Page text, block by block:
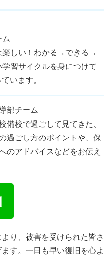
楽しい！わかる→できる→
学習サイクルを身につけて
います。
部チーム
備校で過ごして見てきた、
過ごし方のポイントや、保
のアドバイスなどをお伝え
り、被害を受けられた皆さ
す。一日も早い復旧を心よ